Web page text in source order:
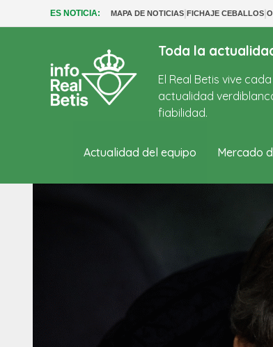
ES NOTICIA: MAPA DE NOTICIAS|FICHAJE CEBALLOS|
Toda la
El Real Betis vive
actualidad
fiabilidad.
Actualidad del equipo Mercado